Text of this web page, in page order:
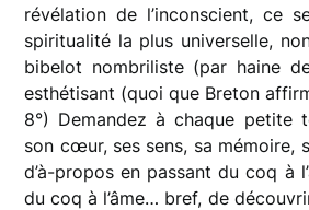
révélation de l’inconscient, ce
spiritualité la plus universelle,
bibelot nombriliste (par haine
esthétisant (quoi que Breton
8°) Demandez à chaque petite
son cœur, ses sens, sa mémoire,
d’à-propos en passant du coq à
du coq à l’âme… bref, de